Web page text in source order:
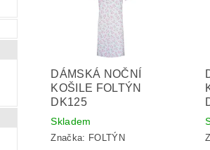
DÁMSKÁ NOČNÍ
KOŠILE FOLTÝN
DK125
Skladem
Značka: FOLTÝN